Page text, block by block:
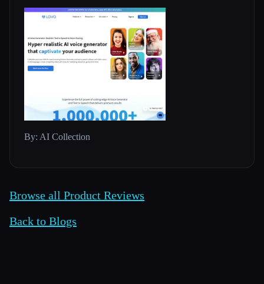
By: AI Collection
Browse all Product Reviews
Back to Blogs